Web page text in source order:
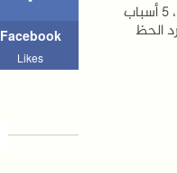
5 أسباب تجعل الحظ يناسبك - اكتشف لماذا يتجنبك الحظ، 5 أسباب
الحظ Facebook
Likes